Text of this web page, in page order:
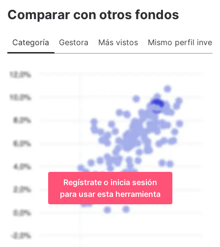
Comparar con otros fondos
Categoría Gestora Más vistos Mismo perfil
Regístrate o inicia sesión
para usar esta herramienta